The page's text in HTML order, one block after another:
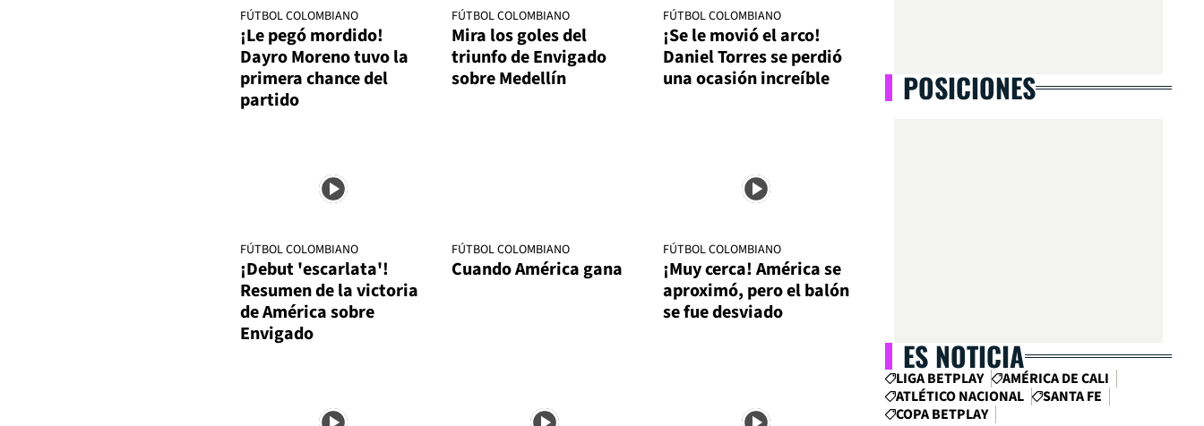
FÚTBOL COLOMBIANO
¡Le pegó mordido!
Dayro Moreno tuvo la
primera chance del
partido
FÚTBOL COLOMBIANO
Mira los goles del
triunfo de Envigado
sobre Medellín
FÚTBOL COLOMBIANO
¡Se le movió el arco!
Daniel Torres se perdió
una ocasión increíble
FÚTBOL COLOMBIANO
¡Debut 'escarlata'!
Resumen de la victoria
de América sobre
Envigado
FÚTBOL COLOMBIANO
Cuando América gana
FÚTBOL COLOMBIANO
¡Muy cerca! América se
aproximó, pero el balón
se fue desviado
POSICIONES
ES NOTICIA
LIGA BETPLAY
AMÉRICA DE CALI
ATLÉTICO NACIONAL
SANTA FE
COPA BETPLAY